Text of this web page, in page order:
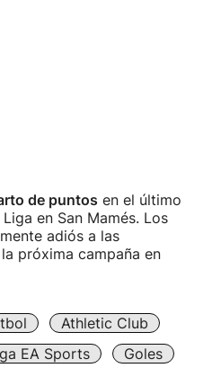
de puntos en el último
en San Mamés. Los
adiós a las
próxima campaña en
Athletic Club
EA Sports Goles